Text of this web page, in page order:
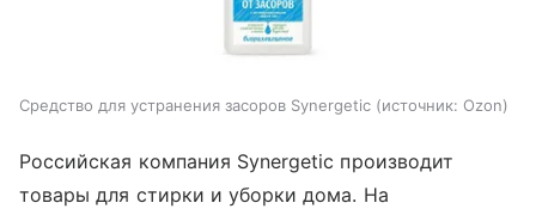
Средство для устранения засоров Synergetic источник: Ozon
Российская компания Synergetic производит
товары для стирки и уборки дома. На